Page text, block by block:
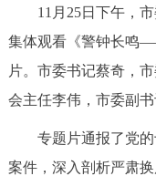
政务服务
个人服务
11月25日下午，市
集体观看《警钟长鸣
片。市委书记蔡奇，
会主任李伟，市委副书
专题片通报了党的
案件，深入剖析严肃